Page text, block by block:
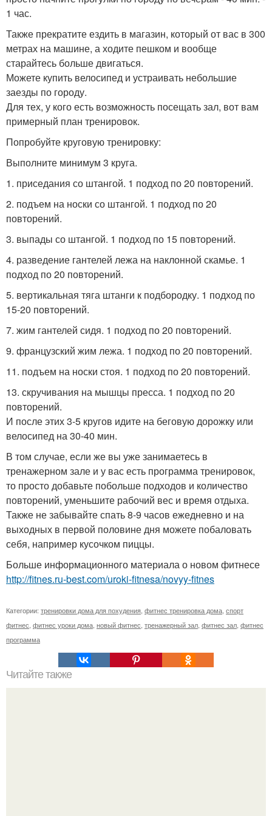
1 час.
Также прекратите ездить в магазин, который от вас в 300
метрах на машине, а ходите пешком и вообще
старайтесь больше двигаться.
Можете купить велосипед и устраивать небольшие
заезды по городу.
Для тех, у кого есть возможность посещать зал, вот вам
примерный план тренировок.
Попробуйте круговую тренировку:
Выполните минимум 3 круга.
1. приседания со штангой. 1 подход по 20 повторений.
2. подъем на носки со штангой. 1 подход по 20
повторений.
3. выпады со штангой. 1 подход по 15 повторений.
4. разведение гантелей лежа на наклонной скамье. 1
подход по 20 повторений.
5. вертикальная тяга штанги к подбородку. 1 подход по
15-20 повторений.
7. жим гантелей сидя. 1 подход по 20 повторений.
9. французский жим лежа. 1 подход по 20 повторений.
11. подъем на носки стоя. 1 подход по 20 повторений.
13. скручивания на мышцы пресса. 1 подход по 20
повторений.
И после этих 3-5 кругов идите на беговую дорожку или
велосипед на 30-40 мин.
В том случае, если же вы уже занимаетесь в
тренажерном зале и у вас есть программа тренировок,
то просто добавьте побольше подходов и количество
повторений, уменьшите рабочий вес и время отдыха.
Также не забывайте спать 8-9 часов ежедневно и на
выходных в первой половине дня можете побаловать
себя, например кусочком пиццы.
Больше информационного материала о новом фитнесе
http://fitnes.ru-best.com/uroki-fitnesa/novyy-fitnes
Категории: тренировки дома для похудения, фитнес тренировка дома, спорт
фитнес, фитнес уроки дома, новый фитнес, тренажерный зал, фитнес зал, фитнес
программа
Читайте также